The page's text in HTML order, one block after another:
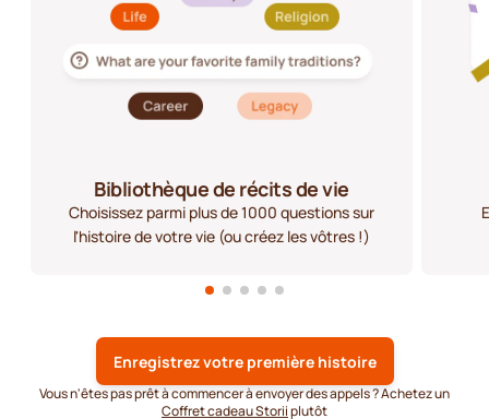
Bibliothèque de récits de vie
Choisissez parmi plus de 1000 questions sur
l'histoire de votre vie (ou créez les vôtres !)
Enregistrez votre première histoire
Vous n'êtes pas prêt à commencer à envoyer des appels ? Achetez un
Coffret cadeau Storiiplutôt